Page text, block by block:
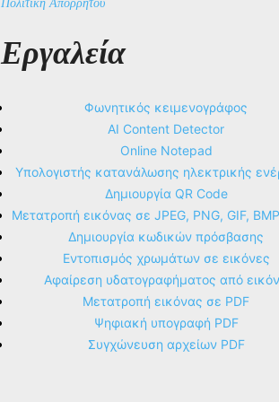
Πολιτική Απορρήτου
Εργαλεία
Φωνητικός κειμενογράφος
AI Content Detector
Online Notepad
Υπολογιστής κατανάλωσης ηλεκτρικής
Δημιουργία QR Code
Μετατροπή εικόνας σε JPEG, PNG, GIF,
Δημιουργία κωδικών πρόσβασης
Εντοπισμός χρωμάτων σε εικόνες
Αφαίρεση υδατογραφήματος από
Μετατροπή εικόνας σε PDF
Ψηφιακή υπογραφή PDF
Συγχώνευση αρχείων PDF